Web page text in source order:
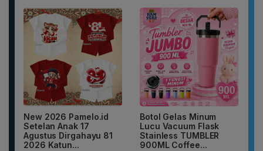
New 2026 Pamelo.id
Setelan Anak 17
Agustus Dirgahayu 81
2026 Katun...
Botol Gelas Minum
Lucu Vacuum Flask
Stainless TUMBLER
900ML Coffee...